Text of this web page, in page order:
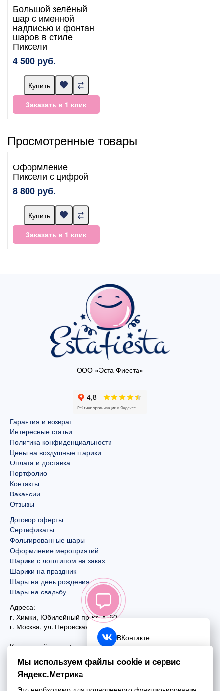
Большой зелёный
шар с именной
надписью и фонтан
шаров в стиле
Пиксели
4 500 руб.
Купить
Заказать в 1 клик
Просмотренные товары
Оформление
Пиксели с цифрой
8 800 руб.
Купить
Заказать в 1 клик
ООО «Эста Фиеста»
Гарантия и возврат
Интересные статьи
Политика конфиденциальности
Цены на воздушные шарики
Оплата и доставка
Портфолио
Контакты
Вакансии
Отзывы
Договор оферты
Сертификаты
Фольгированные шары
Оформление мероприятий
Шарики с логотипом на заказ
Шарики на праздник
Шары на день рождения
Шары на свадьбу
Адреса:
г. Химки, Юбилейный пр-кт, д. 60
г. Москва, ул. Перовская, д. 59
Контактный номер:
+7 (495) 970-44-75
Почта:
ВКонтакте
Telegram
Мы используем файлы cookie и сервис
Яндекс.Метрика
Это необходимо для полноценного функционирования